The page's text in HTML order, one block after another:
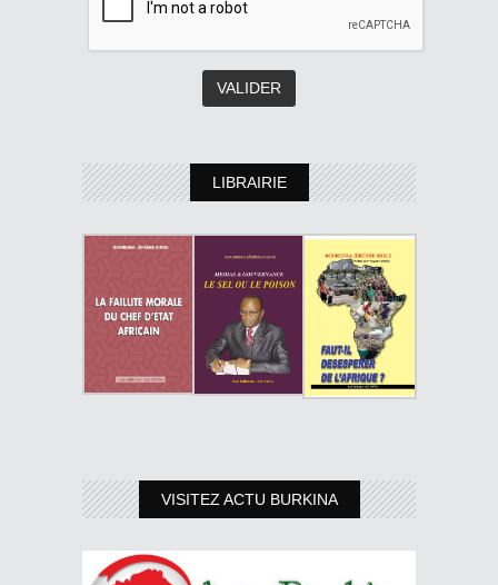
LIBRAIRIE
VISITEZ ACTU BURKINA